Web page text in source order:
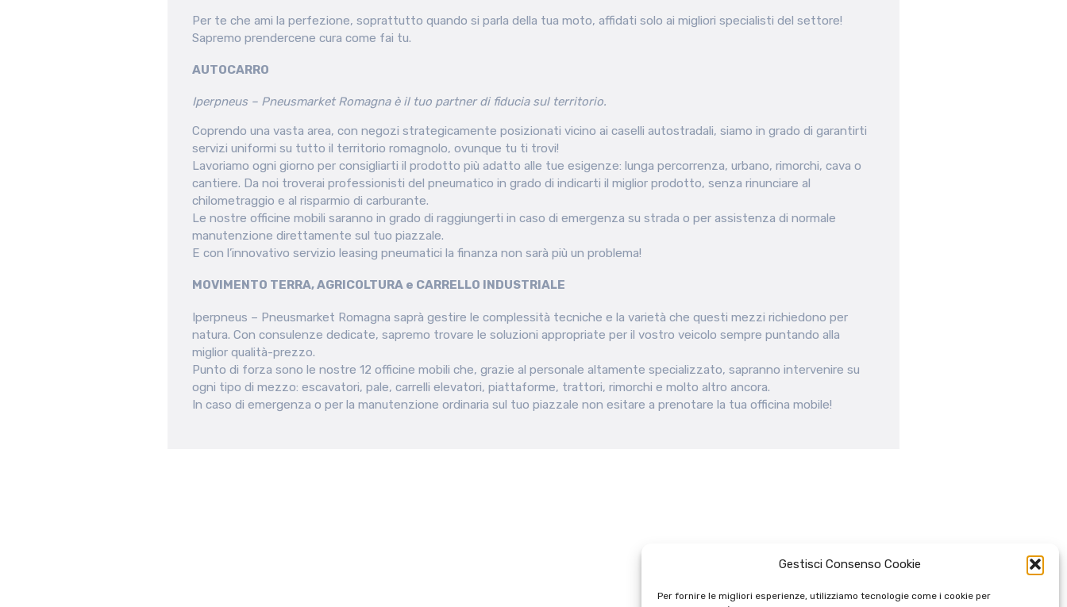
Gestisci Consenso Cookie
Per fornire le migliori esperienze, utilizziamo tecnologie come i cookie per
Per te che ami la perfezione, soprattutto quando si parla della tua moto, affidati solo ai migliori specialisti del settore!
Sapremo prendercene cura come fai tu.
AUTOCARRO
Iperpneus – Pneusmarket Romagna è il tuo partner di fiducia sul territorio.
Coprendo una vasta area, con negozi strategicamente posizionati vicino ai caselli autostradali, siamo in grado di garantirti
servizi uniformi su tutto il territorio romagnolo, ovunque tu ti trovi!
Lavoriamo ogni giorno per consigliarti il prodotto più adatto alle tue esigenze: lunga percorrenza, urbano, rimorchi, cava o
cantiere. Da noi troverai professionisti del pneumatico in grado di indicarti il miglior prodotto, senza rinunciare al
chilometraggio e al risparmio di carburante.
Le nostre officine mobili saranno in grado di raggiungerti in caso di emergenza su strada o per assistenza di normale
manutenzione direttamente sul tuo piazzale.
E con l’innovativo servizio leasing pneumatici la finanza non sarà più un problema!
MOVIMENTO TERRA, AGRICOLTURA e CARRELLO INDUSTRIALE
Iperpneus – Pneusmarket Romagna saprà gestire le complessità tecniche e la varietà che questi mezzi richiedono per
natura. Con consulenze dedicate, sapremo trovare le soluzioni appropriate per il vostro veicolo sempre puntando alla
miglior qualità-prezzo.
Punto di forza sono le nostre 12 officine mobili che, grazie al personale altamente specializzato, sapranno intervenire su
ogni tipo di mezzo: escavatori, pale, carrelli elevatori, piattaforme, trattori, rimorchi e molto altro ancora.
In caso di emergenza o per la manutenzione ordinaria sul tuo piazzale non esitare a prenotare la tua officina mobile!